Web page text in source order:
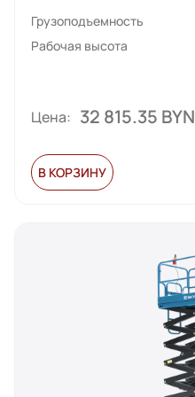
Грузоподъемность
Рабочая высота
Цена: 32 815.35 BYN
В КОРЗИНУ